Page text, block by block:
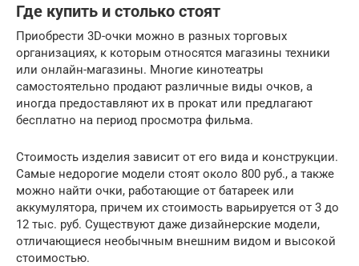
Где купить и столько стоят
Приобрести 3D-очки можно в разных торговых
организациях, к которым относятся магазины техники
или онлайн-магазины. Многие кинотеатры
самостоятельно продают различные виды очков, а
иногда предоставляют их в прокат или предлагают
бесплатно на период просмотра фильма.
Стоимость изделия зависит от его вида и конструкции.
Самые недорогие модели стоят около 800 руб., а также
можно найти очки, работающие от батареек или
аккумулятора, причем их стоимость варьируется от 3 до
12 тыс. руб. Существуют даже дизайнерские модели,
отличающиеся необычным внешним видом и высокой
стоимостью.